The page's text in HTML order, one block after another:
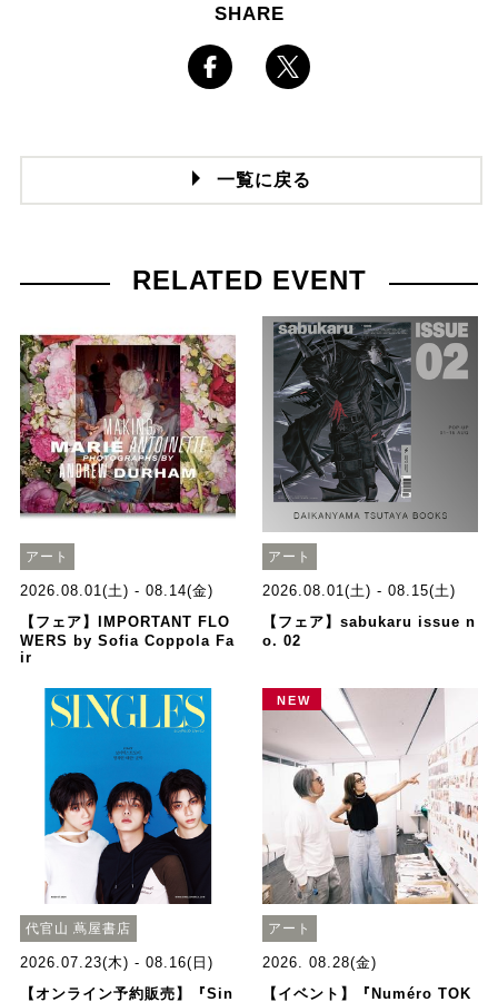
SHARE
一覧に戻る
RELATED EVENT
アート
2026.08.01(土) - 08.14(金)
【フェア】IMPORTANT FLO
WERS by Sofia Coppola Fa
ir
アート
2026.08.01(土) - 08.15(土)
【フェア】sabukaru issue n
o. 02
代官山 蔦屋書店
2026.07.23(木) - 08.16(日)
【オンライン予約販売】『Sin
NEW
アート
2026. 08.28(金)
【イベント】『Numéro TOK